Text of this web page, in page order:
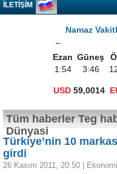
İLETİŞİM
Namaz
←
Ezan Güneş
1:54
3:46
USD 59,0014
Tüm haberler Teg
Dünyasi
Türkiye’nin 10
girdi
26 Kasım 2011, 20:50 Ekonomi